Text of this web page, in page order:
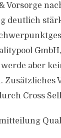
Vorsorge
deutlich
aber
Zusätzliches
Cross